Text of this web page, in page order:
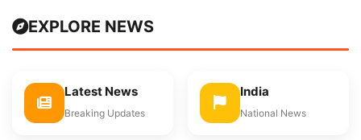
EXPLORE NEWS
Latest News
Breaking Updates
India
National News